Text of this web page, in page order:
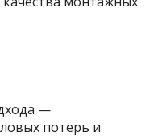
—
потерь и